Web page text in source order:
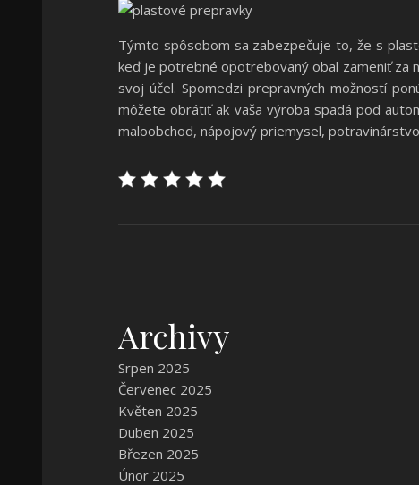
Týmto spôsobom sa zabezpečuje to, že s
keď je potrebné opotrebovaný obal zameniť za
svoj účel. Spomedzi prepravných možností
môžete obrátiť ak vaša výroba spadá pod
maloobchod, nápojový priemysel,
Archivy
Srpen 2025
Červenec 2025
Květen 2025
Duben 2025
Březen 2025
Únor 2025